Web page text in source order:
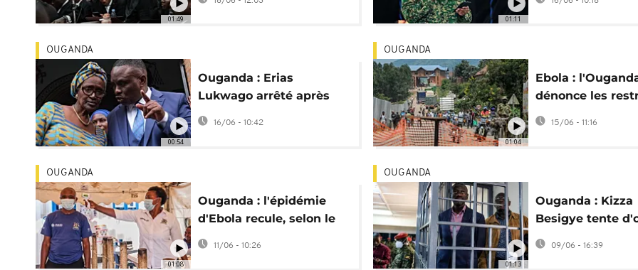
01:49
accusé de trahison
01:11
douleurs" à un
00:54
OUGANDA
Ouganda : Erias
Lukwago arrêté après
une plainte contre le fils
de Museveni
16/06 - 10:42
01:04
OUGANDA
Ebola :
dénonce les
"injustes"
voyageurs
15/06 - 11:16
01:08
OUGANDA
Ouganda : l'épidémie
d'Ebola recule, selon le
président Museveni
11/06 - 10:26
01:13
OUGANDA
Ouganda : Kizza
Besigye tente
la suspension de
procès
09/06 - 16:39